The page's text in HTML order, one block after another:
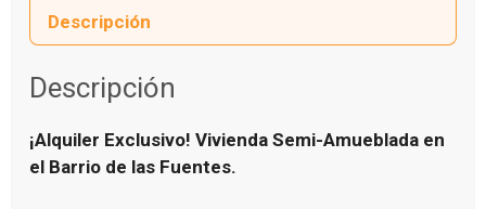
Descripción
Descripción
¡Alquiler Exclusivo! Vivienda Semi-Amueblada en
el Barrio de las Fuentes.